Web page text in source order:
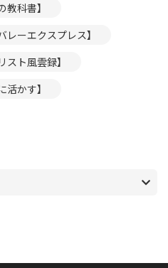
科書】
ーエクスプレス】
ト風雲録】
かす】